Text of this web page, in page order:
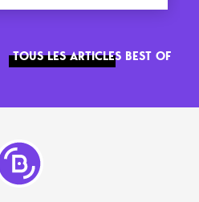
TOUS LES ARTICLES BEST OF